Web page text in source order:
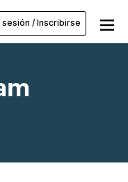
sesión / Inscribirse